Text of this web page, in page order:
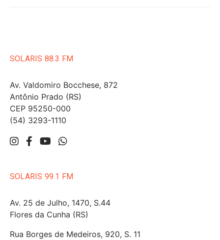
SOLARIS 88.3 FM
Av. Valdomiro Bocchese, 872
Antônio Prado (RS)
CEP 95250-000
(54) 3293-1110
SOLARIS 99.1 FM
Av. 25 de Julho, 1470, S.44
Flores da Cunha (RS)
Rua Borges de Medeiros, 920, S. 11